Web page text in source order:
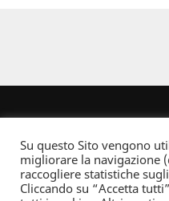
Dove non indicato
Su questo Sito vengono
migliorare la navigazione
raccogliere statistiche
Cliccando su “Accetta